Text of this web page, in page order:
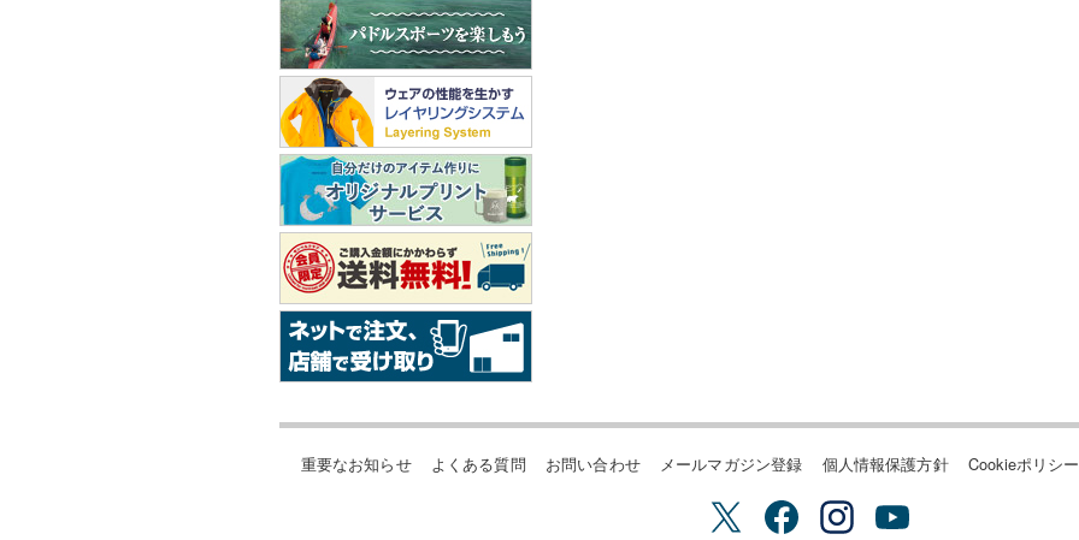
重要なお知らせ よくある質問 お問い合わせ メールマガジン登録 個人情報保護方針 Cookieポリシー